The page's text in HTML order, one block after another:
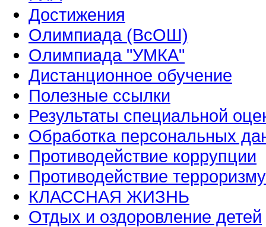
Достижения
Олимпиада (ВсОШ)
Олимпиада "УМКА"
Дистанционное обучение
Полезные ссылки
Результаты специальной
Обработка персональных
Противодействие коррупции
Противодействие терроризму
КЛАССНАЯ ЖИЗНЬ
Отдых и оздоровление детей